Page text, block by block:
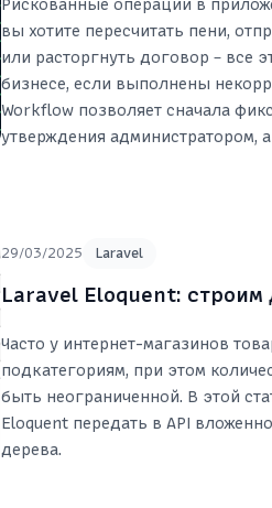
Рискованные операции в
вы хотите пересчитать пени,
или расторгнуть договор – все
бизнесе, если выполнены
Workflow позволяет сначала
утверждения администратором,
29/03/2025 Laravel
Laravel Eloquent: строим
Часто у интернет-магазинов
подкатегориям, при этом
быть неограниченной. В этой
Eloquent передать в API
дерева.